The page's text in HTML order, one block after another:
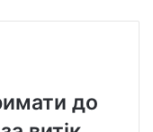
до